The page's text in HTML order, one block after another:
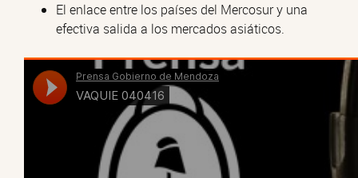
El enlace entre los países del Mercosur y una
efectiva salida a los mercados asiáticos.